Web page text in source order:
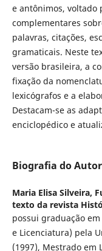
e antônimos, voltado
complementares
palavras, citações,
gramaticais. Neste
versão brasileira, a
fixação da
lexicógrafos e a
Destacam-se as
enciclopédico e
Biografia do Autor
Maria Elisa Silveira,
texto da revista
possui graduação
e Licenciatura) pela
(1997), Mestrado em